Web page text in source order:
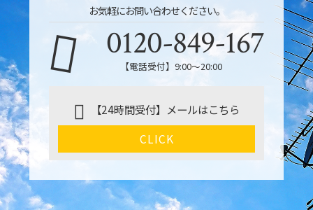
お気軽にお問い合わせください。
0120-849-167
【電話受付】9:00〜20:00
【24時間受付】メールはこちら
CLICK